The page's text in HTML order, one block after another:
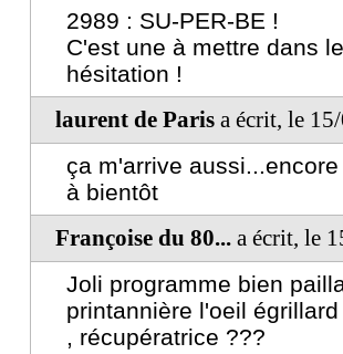
2989 : SU-PER-BE !
C'est une à mettre dans
hésitation !
laurent de Paris a écrit, le
ça m'arrive
à bientôt
Françoise du 80... a écrit, le
Joli programme bien
printannière l'oeil
, récupératrice ???